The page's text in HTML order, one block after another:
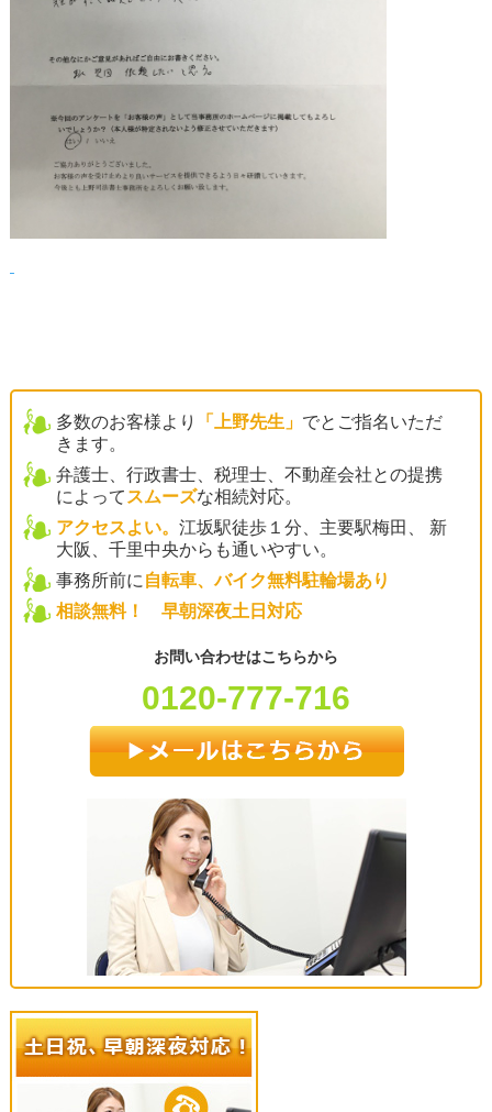
多数のお客様より 「上野先生」 でとご指名いただ
きます。
弁護士、行政書士、税理士、不動産会社との提携
によって スムーズな相続対応。
アクセスよい。 江坂駅徒歩１分、主要駅梅田、 新
大阪、千里中央からも通いやすい。
事務所前に 自転車、バイク無料駐輪場あり
相談無料！ 早朝深夜土日対応
お問い合わせはこちらから
0120-777-716